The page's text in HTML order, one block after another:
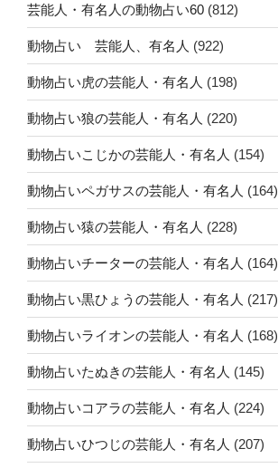
芸能人・有名人の動物占い60 (812)
動物占い 芸能人、有名人 (922)
動物占い虎の芸能人・有名人 (198)
動物占い狼の芸能人・有名人 (220)
動物占いこじかの芸能人・有名人 (154)
動物占いペガサスの芸能人・有名人 (164)
動物占い猿の芸能人・有名人 (228)
動物占いチーターの芸能人・有名人 (164)
動物占い黒ひょうの芸能人・有名人 (217)
動物占いライオンの芸能人・有名人 (168)
動物占いたぬきの芸能人・有名人 (145)
動物占いコアラの芸能人・有名人 (224)
動物占いひつじの芸能人・有名人 (207)